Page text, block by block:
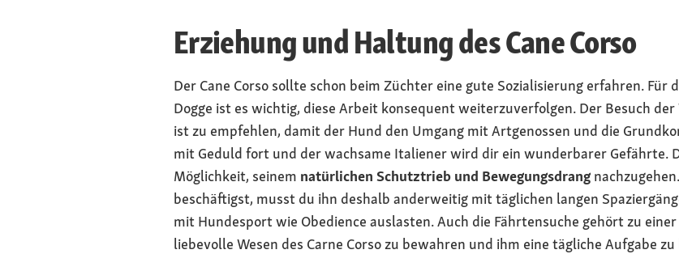
Erziehung und Haltung des Cane Corso
Der Cane Corso sollte schon beim Züchter eine gute Sozialisierung erfahren. Für
Dogge ist es wichtig, diese Arbeit konsequent weiterzuverfolgen. Der Besuch
ist zu empfehlen, damit der Hund den Umgang mit Artgenossen und die
mit Geduld fort und der wachsame Italiener wird dir ein wunderbarer Gefährte.
Möglichkeit, seinem natürlichen Schutztrieb und Bewegungsdrang
beschäftigst, musst du ihn deshalb anderweitig mit täglichen langen
mit Hundesport wie Obedience auslasten. Auch die Fährtensuche gehört zu
liebevolle Wesen des Carne Corso zu bewahren und ihm eine tägliche Aufgabe